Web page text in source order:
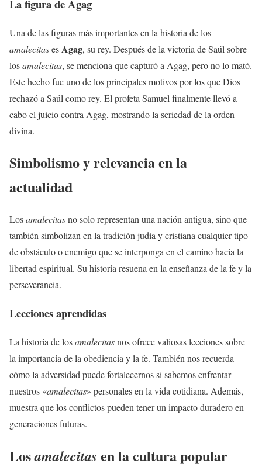
La figura de Agag
Una de las figuras más importantes en la historia de los
amalecitases Agag, su rey. Después de la victoria de Saúl sobre
losamalecitas, se menciona que capturó a Agag, pero no lo mató.
Este hecho fue uno de los principales motivos por los que Dios
rechazó a Saúl como rey. El profeta Samuel finalmente llevó a
cabo el juicio contra Agag, mostrando la seriedad de la orden
divina.
Simbolismo y relevancia en la
actualidad
Losamalecitasno solo representan una nación antigua, sino que
también simbolizan en la tradición judía y cristiana cualquier tipo
de obstáculo o enemigo que se interponga en el camino hacia la
libertad espiritual. Su historia resuena en la enseñanza de la fe y la
perseverancia.
Lecciones aprendidas
La historia de losamalecitasnos ofrece valiosas lecciones sobre
la importancia de la obediencia y la fe. También nos recuerda
cómo la adversidad puede fortalecernos si sabemos enfrentar
nuestros «amalecitas» personales en la vida cotidiana. Además,
muestra que los conflictos pueden tener un impacto duradero en
generaciones futuras.
Losamalecitas en la cultura popular